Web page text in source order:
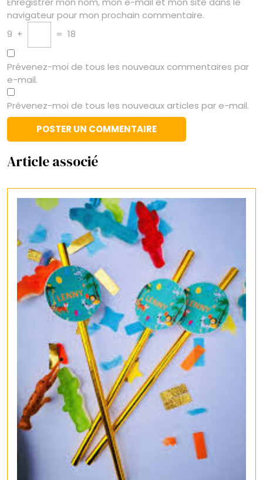
navigateur pour mon prochain commentaire.
9 + = 18
Prévenez-moi de tous les nouveaux commentaires par
e-mail.
Prévenez-moi de tous les nouveaux articles par e-mail.
Article associé